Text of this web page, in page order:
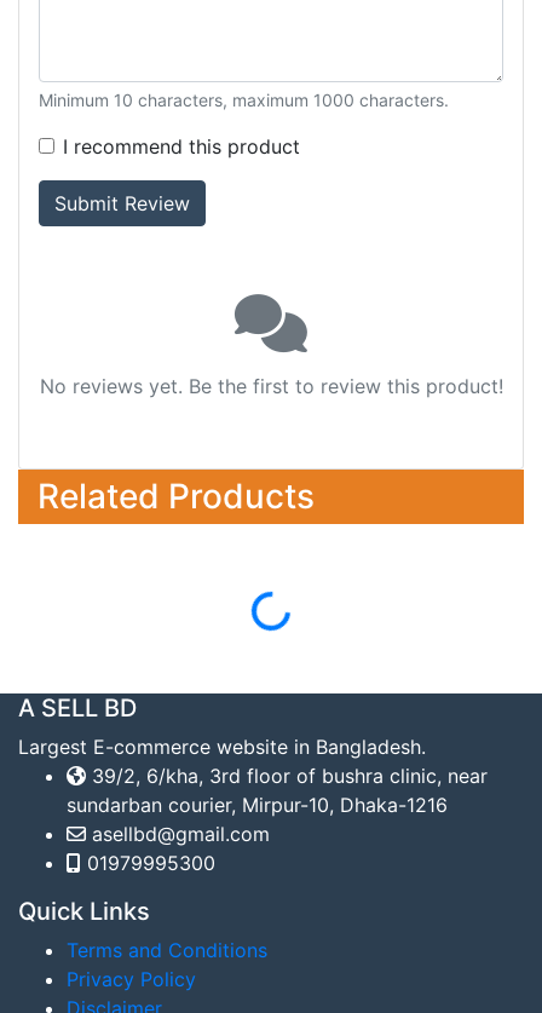
Minimum 10 characters, maximum 1000 characters.
I recommend this product
Submit Review
No reviews yet. Be the first to review this product!
Related Products
Loading...
A SELL BD
Largest E-commerce website in Bangladesh.
39/2, 6/kha, 3rd floor of bushra clinic, near
sundarban courier, Mirpur-10, Dhaka-1216
asellbd@gmail.com
01979995300
Quick Links
Terms and Conditions
Privacy Policy
Disclaimer